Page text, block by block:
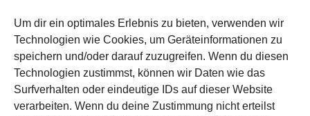
Um dir ein optimales Erlebnis zu bieten, verwenden wir
Technologien wie Cookies, um Geräteinformationen zu
speichern und/oder darauf zuzugreifen. Wenn du diesen
Technologien zustimmst, können wir Daten wie das
Surfverhalten oder eindeutige IDs auf dieser Website
verarbeiten. Wenn du deine Zustimmung nicht erteilst
Metzgerei FleiWa Fleischwaren GmbH in Nittenau
Metzgerei Neser in 72393